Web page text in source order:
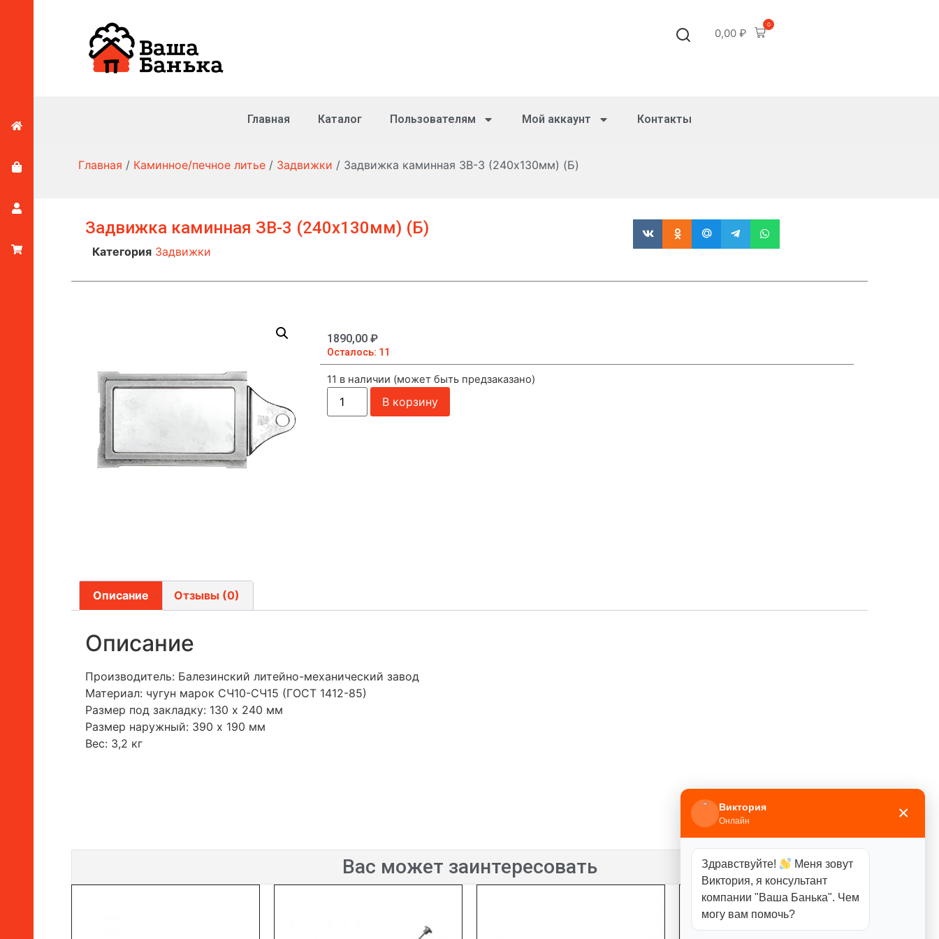
0,00 ₽
0
Главная Каталог Пользователям Мой аккаунт Контакты
Главная / Каминное/печное литье / Задвижки / Задвижка каминная ЗВ-3 (240х130мм) (Б)
Задвижка каминная ЗВ-3 (240х130мм) (Б)
Категория Задвижки
1890,00 ₽
Осталось: 11
11 в наличии (может быть предзаказано)
В корзину
Описание Отзывы (0)
Описание
Производитель: Балезинский литейно-механический завод
Материал: чугун марок СЧ10-СЧ15 (ГОСТ 1412-85)
Размер под закладку: 130 х 240 мм
Размер наружный: 390 х 190 мм
Вес: 3,2 кг
Вас может заинтересовать
Виктория
Онлайн ×
Здравствуйте!
Меня зовут
Виктория, я консультант
компании "Ваша Банька". Чем
могу вам помочь?